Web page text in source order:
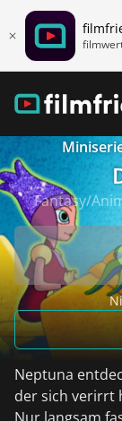
Fantasy/
Neptuna
der sich verirrt